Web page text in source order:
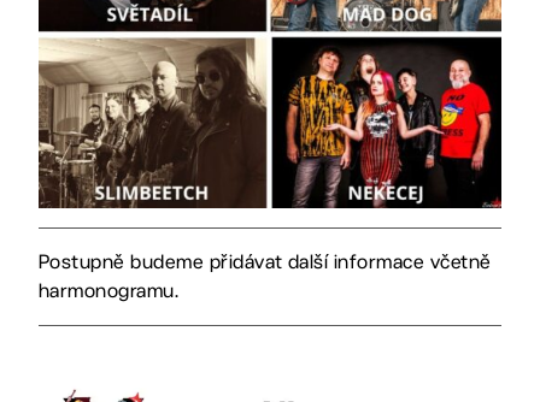
Postupně budeme přidávat další informace včetně
harmonogramu.